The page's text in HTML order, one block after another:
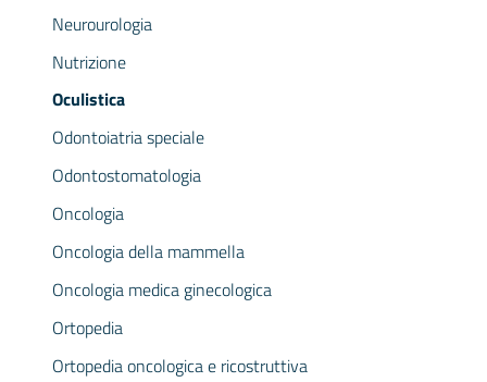
Neurourologia
Nutrizione
Oculistica
Odontoiatria speciale
Odontostomatologia
Oncologia
Oncologia della mammella
Oncologia medica ginecologica
Ortopedia
Ortopedia oncologica e ricostruttiva